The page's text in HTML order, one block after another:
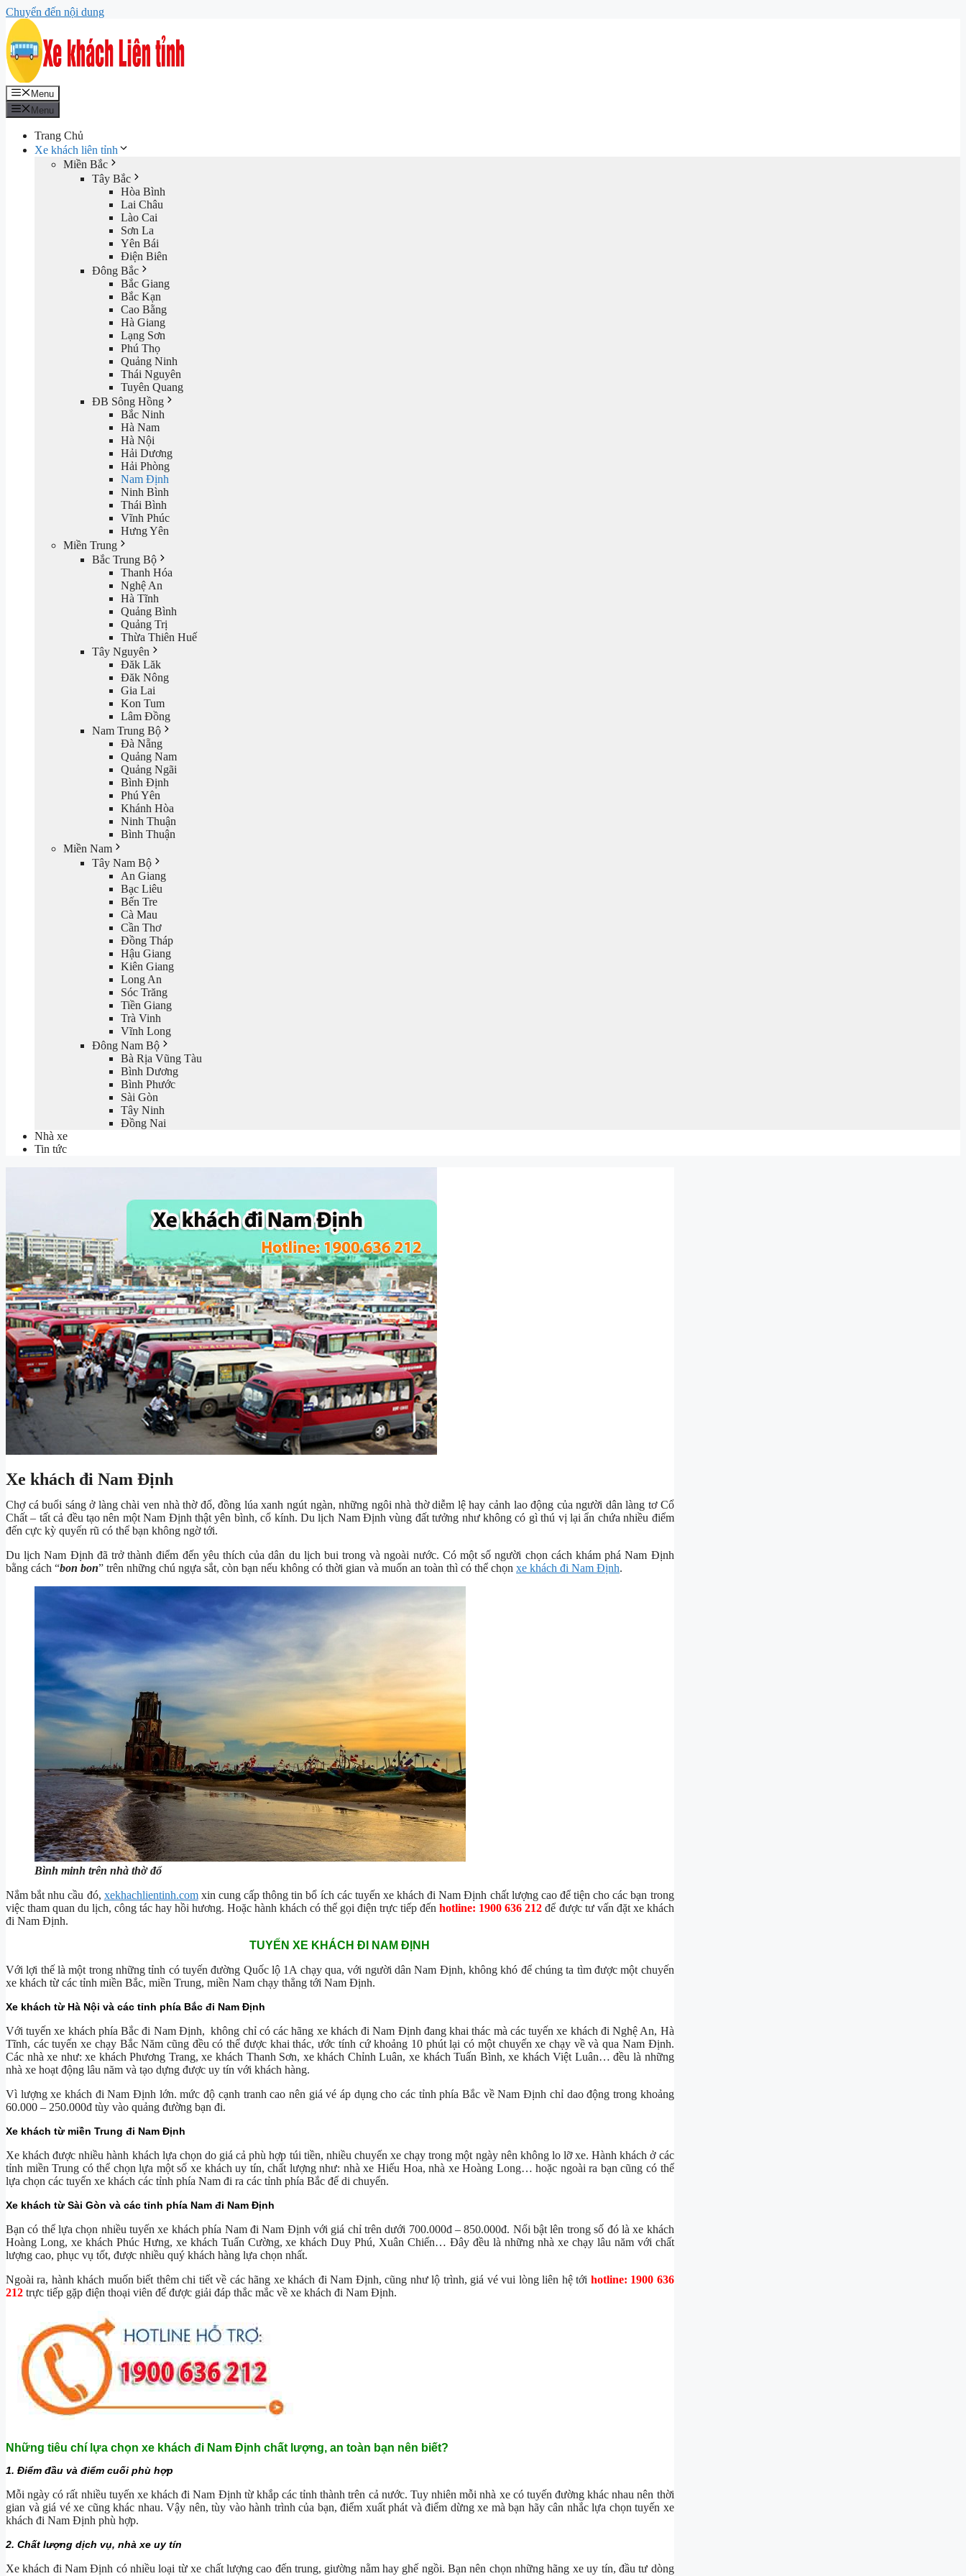
Chuyển đến nội dung
Menu
Menu
Trang Chủ
Xe khách liên tỉnh
Miền Bắc
Tây Bắc
Hòa Bình
Lai Châu
Lào Cai
Sơn La
Yên Bái
Điện Biên
Đông Bắc
Bắc Giang
Bắc Kạn
Cao Bằng
Hà Giang
Lạng Sơn
Phú Thọ
Quảng Ninh
Thái Nguyên
Tuyên Quang
ĐB Sông Hồng
Bắc Ninh
Hà Nam
Hà Nội
Hải Dương
Hải Phòng
Nam Định
Ninh Bình
Thái Bình
Vĩnh Phúc
Hưng Yên
Miền Trung
Bắc Trung Bộ
Thanh Hóa
Nghệ An
Hà Tĩnh
Quảng Bình
Quảng Trị
Thừa Thiên Huế
Tây Nguyên
Đăk Lăk
Đăk Nông
Gia Lai
Kon Tum
Lâm Đồng
Nam Trung Bộ
Đà Nẵng
Quảng Nam
Quảng Ngãi
Bình Định
Phú Yên
Khánh Hòa
Ninh Thuận
Bình Thuận
Miền Nam
Tây Nam Bộ
An Giang
Bạc Liêu
Bến Tre
Cà Mau
Cần Thơ
Đồng Tháp
Hậu Giang
Kiên Giang
Long An
Sóc Trăng
Tiền Giang
Trà Vinh
Vĩnh Long
Đông Nam Bộ
Bà Rịa Vũng Tàu
Bình Dương
Bình Phước
Sài Gòn
Tây Ninh
Đồng Nai
Nhà xe
Tin tức
Xe khách đi Nam Định
Chợ cá buổi sáng ở làng chài ven nhà thờ đổ, đồng lúa xanh ngút ngàn, những ngôi nhà thờ diễm lệ hay cảnh lao động của người dân làng tơ Cổ
Chất – tất cả đều tạo nên một Nam Định thật yên bình, cổ kính. Du lịch Nam Định vùng đất tưởng như không có gì thú vị lại ẩn chứa nhiều điểm
đến cực kỳ quyến rũ có thể bạn không ngờ tới.
Du lịch Nam Định đã trở thành điểm đến yêu thích của dân du lịch bui trong và ngoài nước. Có một số người chọn cách khám phá Nam Định
bằng cách “bon bon” trên những chú ngựa sắt, còn bạn nếu không có thời gian và muốn an toàn thì có thể chọn xe khách đi Nam Định.
Bình minh trên nhà thờ đổ
Nắm bắt nhu cầu đó, xekhachlientinh.comxin cung cấp thông tin bổ ích các tuyến xe khách đi Nam Định chất lượng cao để tiện cho các bạn trong
việc tham quan du lịch, công tác hay hồi hương. Hoặc hành khách có thể gọi điện trực tiếp đếnhotline: 1900 636 212 để được tư vấn đặt xe khách
đi Nam Định.
TUYẾN XE KHÁCH ĐI NAM ĐỊNH
Với lợi thế là một trong những tỉnh có tuyến đường Quốc lộ 1A chạy qua, với người dân Nam Định, không khó để chúng ta tìm được một chuyến
xe khách từ các tỉnh miền Bắc, miền Trung, miền Nam chạy thẳng tới Nam Định.
Xe khách từ Hà Nội và các tỉnh phía Bắc đi Nam Định
Với tuyến xe khách phía Bắc đi Nam Định, không chỉ có các hãng xe khách đi Nam Định đang khai thác mà các tuyến xe khách đi Nghệ An, Hà
Tĩnh, các tuyến xe chạy Bắc Năm cũng đều có thể được khai thác, ước tính cứ khoảng 10 phút lại có một chuyến xe chạy về và qua Nam Định.
Các nhà xe như: xe khách Phương Trang, xe khách Thanh Sơn, xe khách Chỉnh Luân, xe khách Tuấn Bình, xe khách Việt Luân… đều là những
nhà xe hoạt động lâu năm và tạo dựng được uy tín với khách hàng.
Vì lượng xe khách đi Nam Định lớn. mức độ cạnh tranh cao nên giá vé áp dụng cho các tỉnh phía Bắc về Nam Định chỉ dao động trong khoảng
60.000 – 250.000đ tùy vào quảng đường bạn đi.
Xe khách từ miền Trung đi Nam Định
Xe khách được nhiều hành khách lựa chọn do giá cả phù hợp túi tiền, nhiều chuyến xe chạy trong một ngày nên không lo lỡ xe. Hành khách ở các
tỉnh miền Trung có thể chọn lựa một số xe khách uy tín, chất lượng như: nhà xe Hiếu Hoa, nhà xe Hoàng Long… hoặc ngoài ra bạn cũng có thể
lựa chọn các tuyến xe khách các tỉnh phía Nam đi ra các tỉnh phía Bắc để di chuyển.
Xe khách từ Sài Gòn và các tỉnh phía Nam đi Nam Định
Bạn có thể lựa chọn nhiều tuyến xe khách phía Nam đi Nam Định với giá chỉ trên dưới 700.000đ – 850.000đ. Nổi bật lên trong số đó là xe khách
Hoàng Long, xe khách Phúc Hưng, xe khách Tuấn Cường, xe khách Duy Phú, Xuân Chiến… Đây đều là những nhà xe chạy lâu năm với chất
lượng cao, phục vụ tốt, được nhiều quý khách hàng lựa chọn nhất.
Ngoài ra, hành khách muốn biết thêm chi tiết về các hãng xe khách đi Nam Định, cũng như lộ trình, giá vé vui lòng liên hệ tới hotline: 1900 636
212 trực tiếp gặp điện thoại viên để được giải đáp thắc mắc về xe khách đi Nam Định.
Những tiêu chí lựa chọn xe khách đi Nam Định chất lượng, an toàn bạn nên biết?
1. Điểm đầu và điểm cuối phù hợp
Mỗi ngày có rất nhiều tuyến xe khách đi Nam Định từ khắp các tỉnh thành trên cả nước. Tuy nhiên mỗi nhà xe có tuyến đường khác nhau nên thời
gian và giá vé xe cũng khác nhau. Vậy nên, tùy vào hành trình của bạn, điểm xuất phát và điểm dừng xe mà bạn hãy cân nhắc lựa chọn tuyến xe
khách đi Nam Định phù hợp.
2. Chất lượng dịch vụ, nhà xe uy tín
Xe khách đi Nam Định có nhiều loại từ xe chất lượng cao đến trung, giường nằm hay ghế ngồi. Bạn nên chọn những hãng xe uy tín, đầu tư dòng